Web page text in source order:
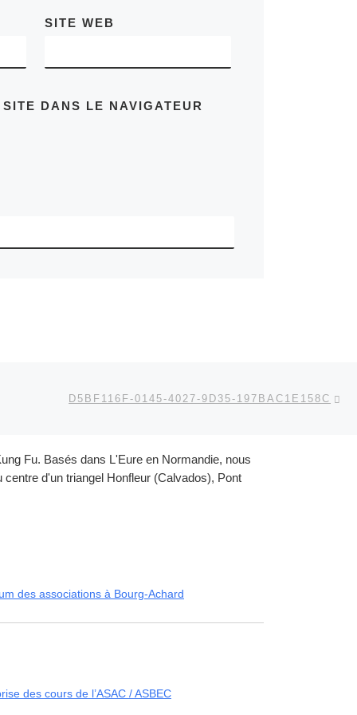
SITE WEB
DANS LE NAVIGATEUR
D5BF116F-0145-4027-9D35-197BAC1E158C
Fu. Basés dans L'Eure en Normandie, nous
d'un triangel Honfleur (Calvados), Pont
des associations à Bourg-Achard
des cours de l’ASAC / ASBEC